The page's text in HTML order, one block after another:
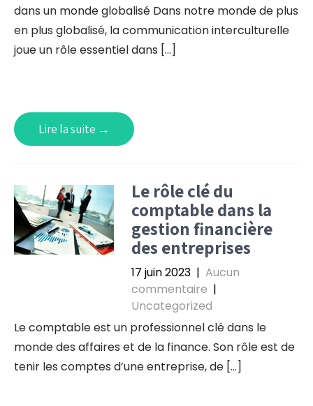
dans un monde globalisé Dans notre monde de plus
en plus globalisé, la communication interculturelle
joue un rôle essentiel dans […]
Lire la suite →
Le rôle clé du
comptable dans la
gestion financière
des entreprises
17 juin 2023 | Aucun
commentaire |
Uncategorized
Le comptable est un professionnel clé dans le
monde des affaires et de la finance. Son rôle est de
tenir les comptes d’une entreprise, de […]